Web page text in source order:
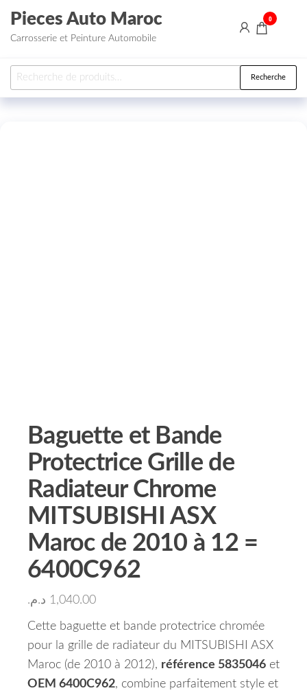
Aller au contenu
Pieces Auto Maroc
Carrosserie et Peinture Automobile
0
Recherche pour : Recherche
Baguette et Bande
Protectrice Grille de
Radiateur Chrome
MITSUBISHI ASX
Maroc de 2010 à 12 =
6400C962
1,040.00 د.م.
Cette baguette et bande protectrice chromée
pour la grille de radiateur du MITSUBISHI ASX
Maroc (de 2010 à 2012), référence 5835046 et
OEM 6400C962, combine parfaitement style et